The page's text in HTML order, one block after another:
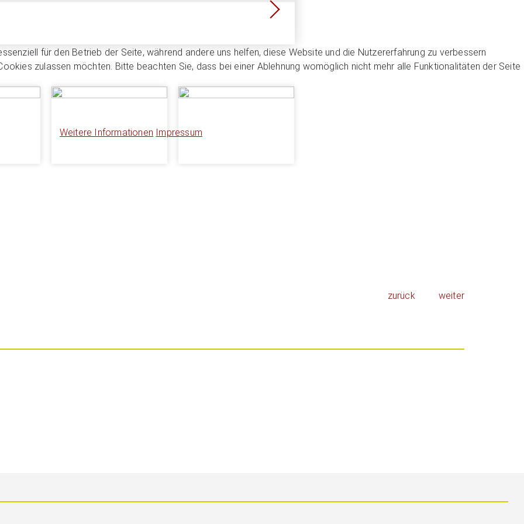
zurück weiter
für den Betrieb der Seite, während andere uns helfen, diese Website und die Nutzererfahrung zu verbessern
zulassen möchten. Bitte beachten Sie, dass bei einer Ablehnung womöglich nicht mehr alle Funktionalitäten der Seite
Weitere Informationen Impressum